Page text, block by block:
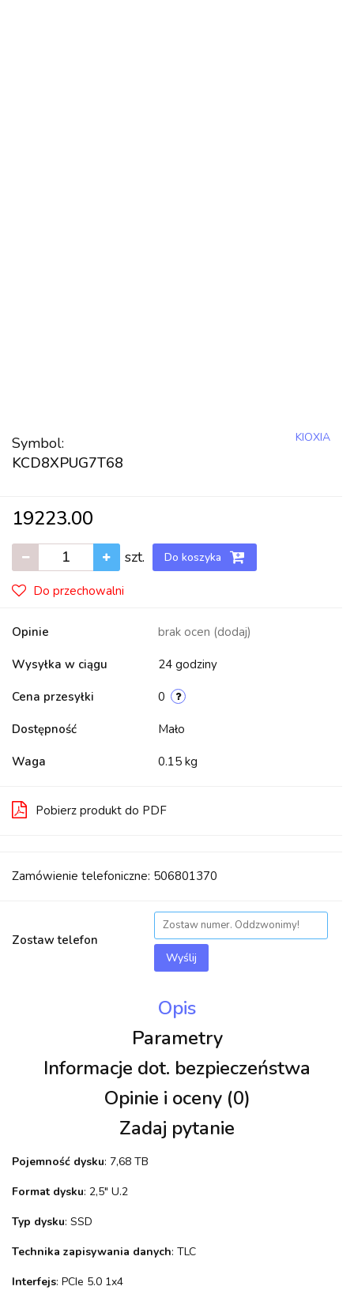
Symbol:
KCD8XPUG7T68
KIOXIA
19223.00
szt. Do koszyka
Do przechowalni
Opinie brak ocen (dodaj)
Wysyłka w ciągu 24 godziny
Cena przesyłki 0
Dostępność Mało
Waga 0.15 kg
Pobierz produkt do PDF
Zamówienie telefoniczne: 506801370
Zostaw telefon
Wyślij
Opis
Parametry
Informacje dot. bezpieczeństwa
Opinie i oceny (0)
Zadaj pytanie
Pojemność dysku: 7,68 TB
Format dysku: 2,5" U.2
Typ dysku: SSD
Technika zapisywania danych: TLC
Interfejs: PCIe 5.0 1x4